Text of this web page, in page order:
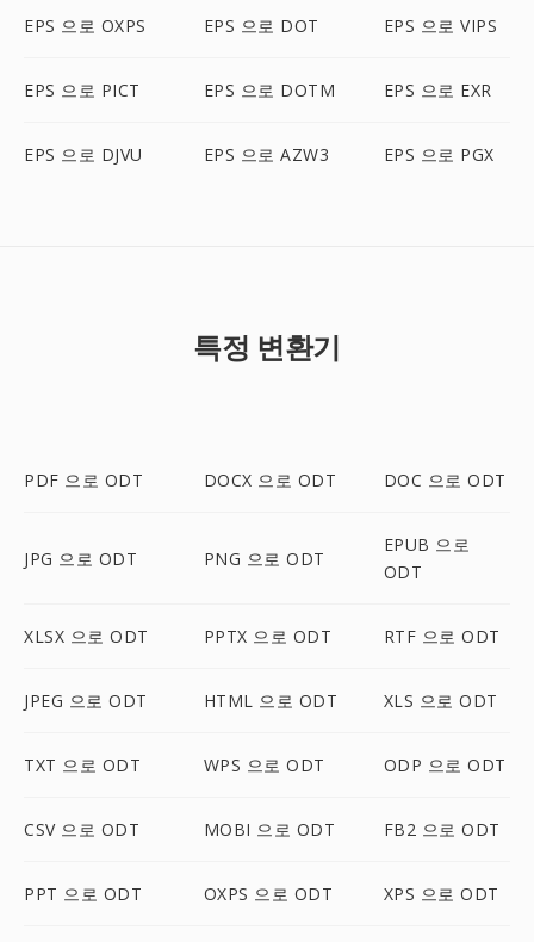
EPS 으로 OXPS EPS 으로 DOT EPS 으로 VIPS
EPS 으로 PICT EPS 으로 DOTM EPS 으로 EXR
EPS 으로 DJVU EPS 으로 AZW3 EPS 으로 PGX
특정 변환기
PDF 으로 ODT DOCX 으로 ODT DOC 으로 ODT
JPG 으로 ODT PNG 으로 ODT
EPUB 으로
ODT
XLSX 으로 ODT PPTX 으로 ODT RTF 으로 ODT
JPEG 으로 ODT HTML 으로 ODT XLS 으로 ODT
TXT 으로 ODT WPS 으로 ODT ODP 으로 ODT
CSV 으로 ODT MOBI 으로 ODT FB2 으로 ODT
PPT 으로 ODT OXPS 으로 ODT XPS 으로 ODT